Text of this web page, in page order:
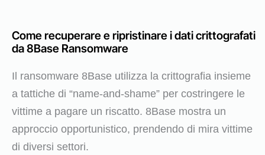
Come recuperare e ripristinare i dati crittografati
da 8Base Ransomware
Il ransomware 8Base utilizza la crittografia insieme
a tattiche di “name-and-shame” per costringere le
vittime a pagare un riscatto. 8Base mostra un
approccio opportunistico, prendendo di mira vittime
di diversi settori.